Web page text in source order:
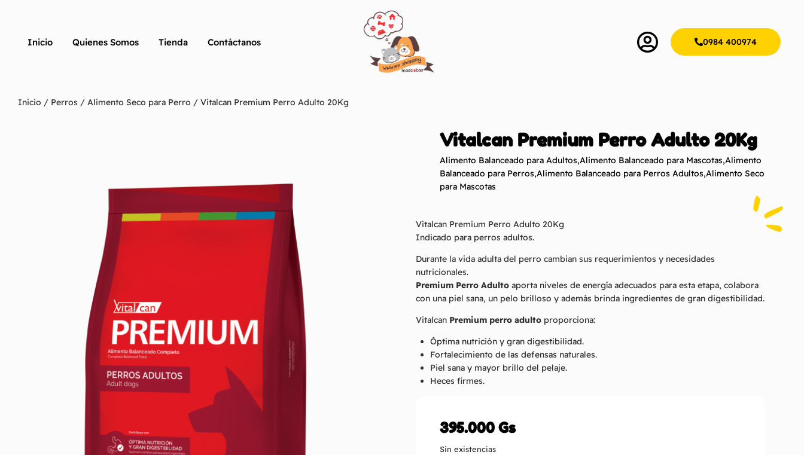
Inicio Quienes Somos Tienda Contáctanos 0984 400974
Inicio / Perros / Alimento Seco para Perro / Vitalcan Premium Perro Adulto 20Kg
Vitalcan Premium Perro Adulto 20Kg
Alimento Balanceado para Adultos,Alimento Balanceado para Mascotas,Alimento
Balanceado para Perros,Alimento Balanceado para Perros Adultos,Alimento Seco
para Mascotas
Vitalcan Premium Perro Adulto 20Kg
Indicado para perros adultos.
Durante la vida adulta del perro cambian sus requerimientos y necesidades
nutricionales.
Premium Perro Adulto aporta niveles de energía adecuados para esta etapa, colabora
con una piel sana, un pelo brilloso y además brinda ingredientes de gran digestibilidad.
Vitalcan Premium perro adulto proporciona:
Óptima nutrición y gran digestibilidad.
Fortalecimiento de las defensas naturales.
Piel sana y mayor brillo del pelaje.
Heces firmes.
395.000Gs
Sin existencias